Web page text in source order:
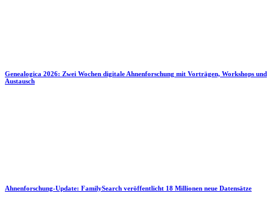
Genealogica 2026: Zwei Wochen digitale Ahnenforschung mit Vorträgen, Workshops und
Austausch
Ahnenforschung-Update: FamilySearch veröffentlicht 18 Millionen neue Datensätze